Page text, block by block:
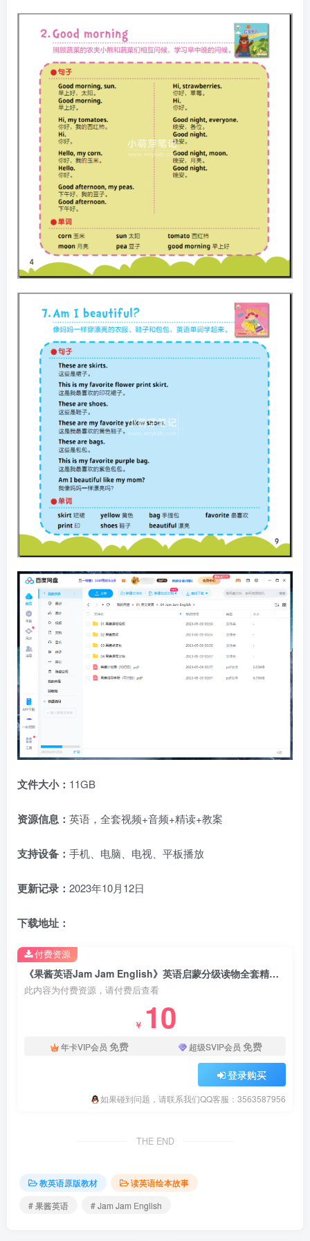
文件大小： 11GB
资源信息： 英语，全套视频+音频+精读+教案
支持设备： 手机、电脑、电视、平板播放
更新记录： 2023年10月12日
下载地址：
《果酱英语Jam Jam English》英语启蒙分级读物全套精读视频+音频+精读+教案，百度云网盘下载！
此内容为付费资源，请付费后查看
￥ 10
年卡VIP会员 免费 超级SVIP会员 免费
登录购买
如果碰到问题，请联系我们QQ客服：3563587956
付费资源
THE END
教英语原版教材
读英语绘本故事
# 果酱英语
# Jam Jam English